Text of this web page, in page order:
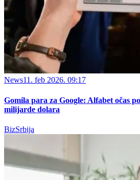
News11. feb 2026. 09:17
Gomila para za Google: Alfabet očas
milijarde dolara
BizSrbija